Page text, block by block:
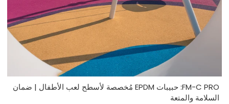
FM-C PRO: حبيبات EPDM مُخصصة لأسطح لعب الأطفال | ضمان
السلامة والمتعة